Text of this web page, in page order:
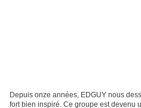
Depuis onze années, EDGUY nous
fort bien inspiré. Ce groupe est devenu